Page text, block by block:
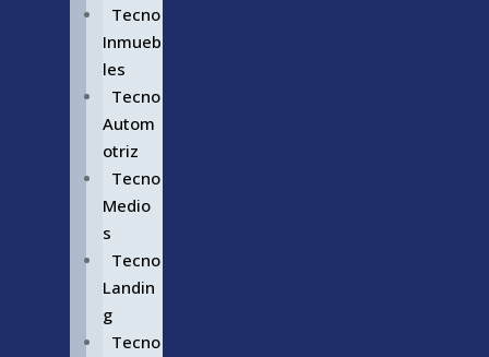
Tecno
Inmueb
les
Tecno
Autom
otriz
Tecno
Medio
s
Tecno
Landin
g
Tecno